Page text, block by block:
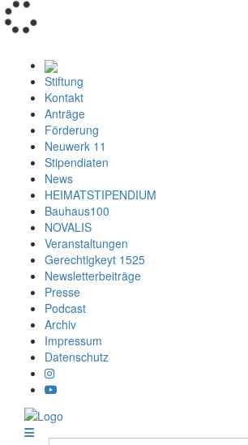
Stiftung
Kontakt
Anträge
Förderung
Neuwerk 11
Stipendiaten
News
HEIMATSTIPENDIUM
Bauhaus100
NOVALIS
Veranstaltungen
Gerechtigkeyt 1525
Newsletterbeiträge
Presse
Podcast
Archiv
Impressum
Datenschutz